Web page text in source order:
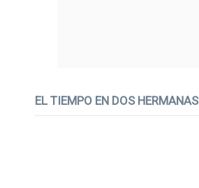
EL TIEMPO EN DOS HERMANAS